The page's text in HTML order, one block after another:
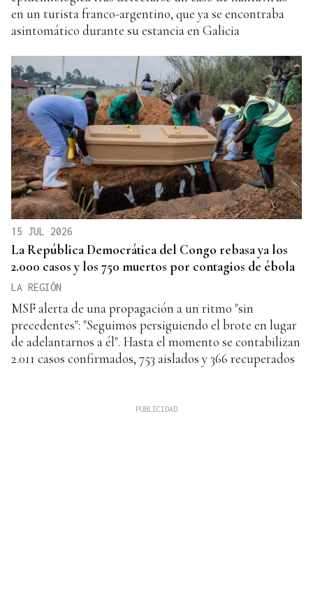
en un turista franco-argentino, que ya se encontraba
asintomático durante su estancia en Galicia
15 JUL 2026
La República Democrática del Congo rebasa ya los
2.000 casos y los 750 muertos por contagios de ébola
LA REGIÓN
MSF alerta de una propagación a un ritmo "sin
precedentes": "Seguimos persiguiendo el brote en lugar
de adelantarnos a él". Hasta el momento se contabilizan
2.011 casos confirmados, 753 aislados y 366 recuperados